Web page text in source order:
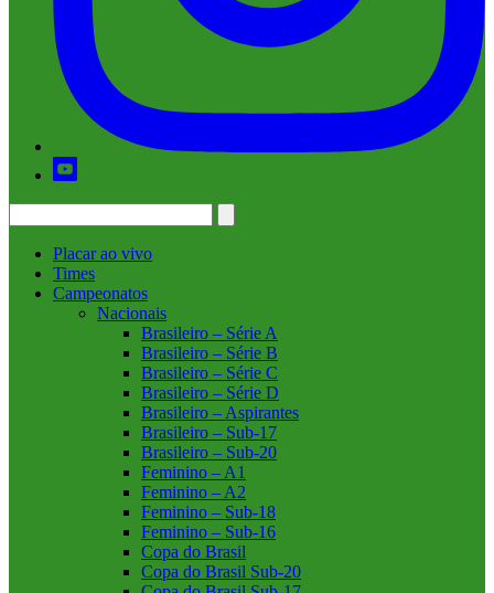
Placar ao vivo
Times
Campeonatos
Nacionais
Brasileiro – Série A
Brasileiro – Série B
Brasileiro – Série C
Brasileiro – Série D
Brasileiro – Aspirantes
Brasileiro – Sub-17
Brasileiro – Sub-20
Feminino – A1
Feminino – A2
Feminino – Sub-18
Feminino – Sub-16
Copa do Brasil
Copa do Brasil Sub-20